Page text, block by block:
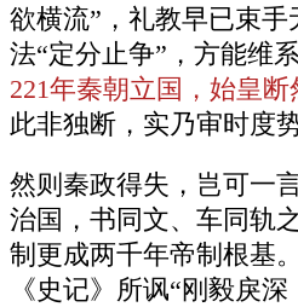
欲横流”，礼教早已束
法“定分止争”，方能维
221年秦朝立国，始皇
此非独断，实乃审时度
然则秦政得失，岂可一
治国，书同文、车同轨
制更成两千年帝制根基
《史记》所讽“刚毅戾深